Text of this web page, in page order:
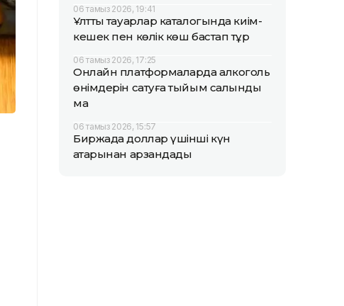
06 тамыз 2026, 19:41
Ұлттық тауарлар каталогында киім-
кешек пен көлік көш бастап тұр
06 тамыз 2026, 17:25
Онлайн платформаларда алкоголь
өнімдерін сатуға тыйым салынды
ма
06 тамыз 2026, 15:57
Биржада доллар үшінші күн
қатарынан арзандады